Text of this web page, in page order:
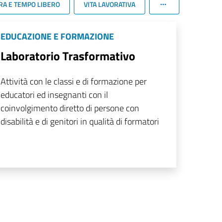
E TEMPO LIBERO VITA LAVORATIVA
EDUCAZIONE E FORMAZIONE
Laboratorio Trasformativo
Attività con le classi e di formazione per
educatori ed insegnanti con il
coinvolgimento diretto di persone con
disabilità e di genitori in qualità di formatori